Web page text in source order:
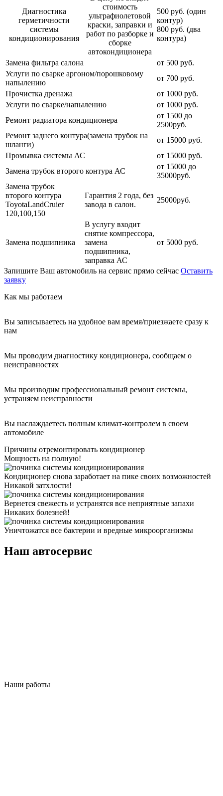
Диагностика
герметичности
системы
кондиционирования
стоимость
ультрафиолетовой
краски, заправки и
работ по разборке и
сборке
автокондиционера
500 руб. (один
контур)
800 руб. (два
контура)
Замена фильтра салона
от 500 руб.
Услуги по сварке аргоном/порошковому
напылению
от 700 руб.
Прочистка дренажа
от 1000 руб.
Услуги по сварке/напылению
от 1000 руб.
Ремонт радиатора кондиционера
от 1500 до
2500руб.
Ремонт заднего контура(замена трубок на
шланги)
от 15000 руб.
Промывка системы АС
от 15000 руб.
Замена трубок второго контура АС
от 15000 до
35000руб.
Замена трубок
второго контура
ToyotaLandCruier
120,100,150
Гарантия 2 года, без
завода в салон.
25000руб.
Замена подшипника
В услугу входит
снятие компрессора,
замена
подшипника,
заправка АС
от 5000 руб.
Запишите Ваш автомобиль на сервис прямо сейчас Оставить
заявку
Как мы работаем
Вы записываетесь на удобное вам время/приезжаете сразу к
нам
Мы проводим диагностику кондиционера, сообщаем о
неисправностях
Мы производим профессиональный ремонт системы,
устраняем неисправности
Вы наслаждаетесь полным климат-контролем в своем
автомобиле
Причины отремонтировать кондиционер
Мощность на полную!
Кондиционер снова заработает на пике своих возможностей
Никакой затхлости!
Вернется свежесть и устранятся все неприятные запахи
Никаких болезней!
Уничтожатся все бактерии и вредные микроорганизмы
Наш автосервис
Наши работы